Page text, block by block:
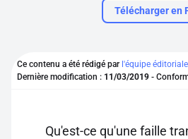
Se connecter
S'inscrire
Télécharger en
Ce contenu a été rédigé par l'équipe
Dernière modification : 11/03/2019 -
Qu'est-ce qu'une faille